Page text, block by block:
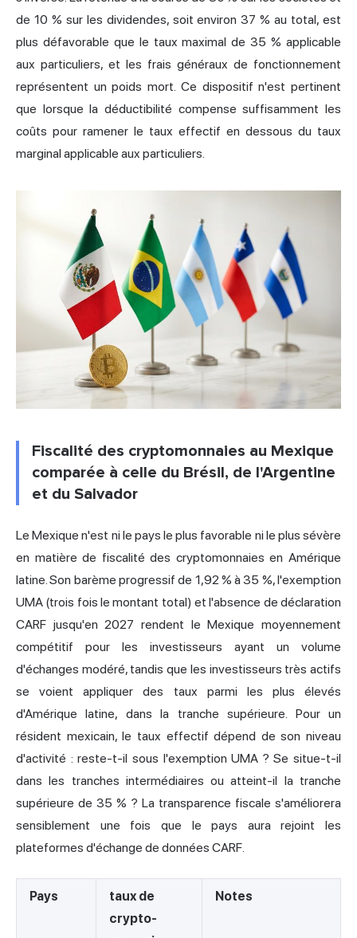
de 10 % sur les dividendes, soit environ 37 % au total, est
plus défavorable que le taux maximal de 35 % applicable
aux particuliers, et les frais généraux de fonctionnement
représentent un poids mort. Ce dispositif n'est pertinent
que lorsque la déductibilité compense suffisamment les
coûts pour ramener le taux effectif en dessous du taux
marginal applicable aux particuliers.
Fiscalité des cryptomonnaies au Mexique
comparée à celle du Brésil, de l'Argentine
et du Salvador
Le Mexique n'est ni le pays le plus favorable ni le plus sévère
en matière de fiscalité des cryptomonnaies en Amérique
latine. Son barème progressif de 1,92 % à 35 %, l'exemption
UMA (trois fois le montant total) et l'absence de déclaration
CARF jusqu'en 2027 rendent le Mexique moyennement
compétitif pour les investisseurs ayant un volume
d'échanges modéré, tandis que les investisseurs très actifs
se voient appliquer des taux parmi les plus élevés
d'Amérique latine, dans la tranche supérieure. Pour un
résident mexicain, le taux effectif dépend de son niveau
d'activité : reste-t-il sous l'exemption UMA ? Se situe-t-il
dans les tranches intermédiaires ou atteint-il la tranche
supérieure de 35 % ? La transparence fiscale s'améliorera
sensiblement une fois que le pays aura rejoint les
plateformes d'échange de données CARF.
Pays
taux de
crypto-
Notes